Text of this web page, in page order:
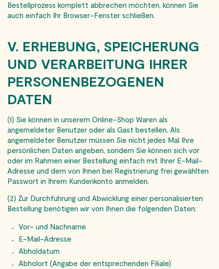
Bestellprozess komplett abbrechen möchten, können Sie
auch einfach Ihr Browser-Fenster schließen.
V. ERHEBUNG, SPEICHERUNG
UND VERARBEITUNG IHRER
PERSONENBEZOGENEN
DATEN
(1) Sie können in unserem Online-Shop Waren als
angemeldeter Benutzer oder als Gast bestellen. Als
angemeldeter Benutzer müssen Sie nicht jedes Mal Ihre
persönlichen Daten angeben, sondern Sie können sich vor
oder im Rahmen einer Bestellung einfach mit Ihrer E-Mail-
Adresse und dem von Ihnen bei Registrierung frei gewählten
Passwort in Ihrem Kundenkonto anmelden.
(2) Zur Durchführung und Abwicklung einer personalisierten
Bestellung benötigen wir von Ihnen die folgenden Daten:
Vor- und Nachname
E-Mail-Adresse
Abholdatum
Abholort (Angabe der entsprechenden Filiale)